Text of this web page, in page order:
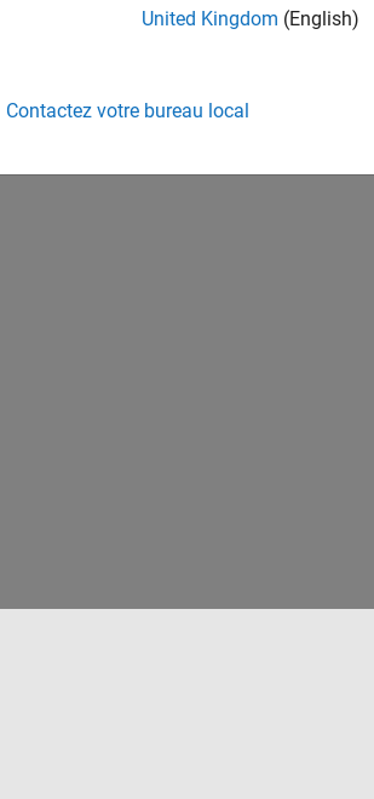
United Kingdom (English)
Contactez votre bureau local